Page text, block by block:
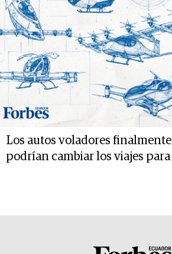
Los autos voladores
podrían cambiar los viajes